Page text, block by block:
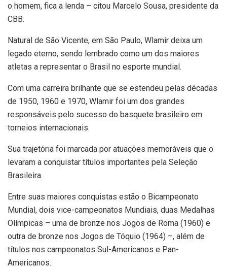
o homem, fica a lenda – citou Marcelo Sousa, presidente da
CBB.
Natural de São Vicente, em São Paulo, Wlamir deixa um
legado eterno, sendo lembrado como um dos maiores
atletas a representar o Brasil no esporte mundial.
Com uma carreira brilhante que se estendeu pelas décadas
de 1950, 1960 e 1970, Wlamir foi um dos grandes
responsáveis pelo sucesso do basquete brasileiro em
torneios internacionais.
Sua trajetória foi marcada por atuações memoráveis que o
levaram a conquistar títulos importantes pela Seleção
Brasileira.
Entre suas maiores conquistas estão o Bicampeonato
Mundial, dois vice-campeonatos Mundiais, duas Medalhas
Olímpicas – uma de bronze nos Jogos de Roma (1960) e
outra de bronze nos Jogos de Tóquio (1964) –, além de
títulos nos campeonatos Sul-Americanos e Pan-
Americanos.